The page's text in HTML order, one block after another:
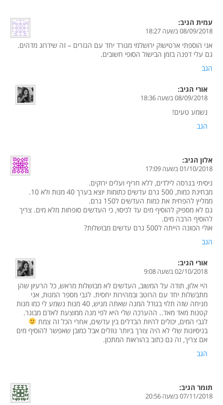
עמית הגיב:
08/09/2018 בשעה 18:27
אני הוספתי ארטישוק ירושלמי מגורד יחד עם הגזרים – זה שידרוג מדהים.
גם עלי דפנה בזמן הבישול הסופי חשובים.
הגב
אורי הגיב:
08/09/2018 בשעה 18:36
נשמע טעים!
הגב
אלון הגיב:
01/10/2018 בשעה 17:09
ניסיתי בגרסה לילדים, ללא חריף ועלים ירוקים.
מבחינת כמות, 500 גרם עדשים כתומות יוצא בערך 40 מנות ולא 10.
ממליץ להפחית את כמות העדשים ל150 גרם.
גם לא מספיק להוסיף מים עד לכיסוי, כי העדשים סופחות מלא מים. צריך
להוסיף הרבה מים.
אולי הכוונה הייתה ל500 גרם עדשים מבושלות?
הגב
אורי הגיב:
02/10/2018 בשעה 9:08
היי אלון, תודה על המשוב, העדשים לא מבושלות מראש, כל הרעיון שהן
מתבשלות יחד עם הרוטב ובמהירות יחסית. לגבי מספר המנות, אני
מניחה שזה תלוי בגודל המנה שאתה מגיש, 40 מנות נשמע לי כמו מנות
קטנות מאד מאד.. ההערכה שלי היא לפי מנה ממוצעת לאדם מבוגר.
לגבי המים, יכולים להיות הבדלים בין עדשים, אחרי הכל זה צמח
בניסיונות שלי לא היה צורך ביותר נוזלים אבל כמובן שאפשר להוסיף מים
אם צריך, זה גם כתוב בהוראות המתכון.
הגב
תומר הגיב:
07/11/2018 בשעה 20:56